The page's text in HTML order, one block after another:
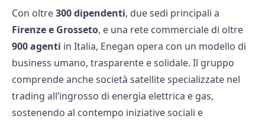
Con oltre300 dipendenti, due sedi principali a
Firenze e Grosseto, e una rete commerciale di oltre
900 agenti in Italia, Enegan opera con un modello di
business umano, trasparente e solidale. Il gruppo
comprende anche società satellite specializzate nel
trading all’ingrosso di energia elettrica e gas,
sostenendo al contempo iniziative sociali e